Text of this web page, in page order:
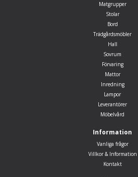
Matgrupper
Stolar
Bord
Trädgårdsmöbler
Hall
Sovrum
Förvaring
Mattor
Inredning
Lampor
Leverantörer
Möbelvård
Information
Vanliga frågor
Villkor & Information
Kontakt